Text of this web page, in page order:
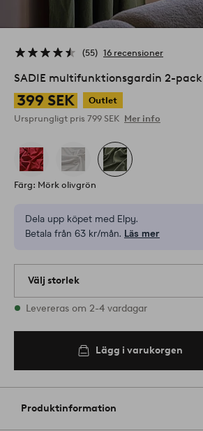
55 16 recensioner
SADIE multifunktionsgardin 2-pack
399 SEK
Outlet
Ursprungligt pris 799 SEK Mer info
Färg: Mörk olivgrön
Dela upp köpet med Elpy.
Betala från 63 kr/mån. Läs mer
Välj storlek
1 storlekar finns i lager
Levereras om 2-4 vardagar
Lägg i varukorgen
Produktinformation